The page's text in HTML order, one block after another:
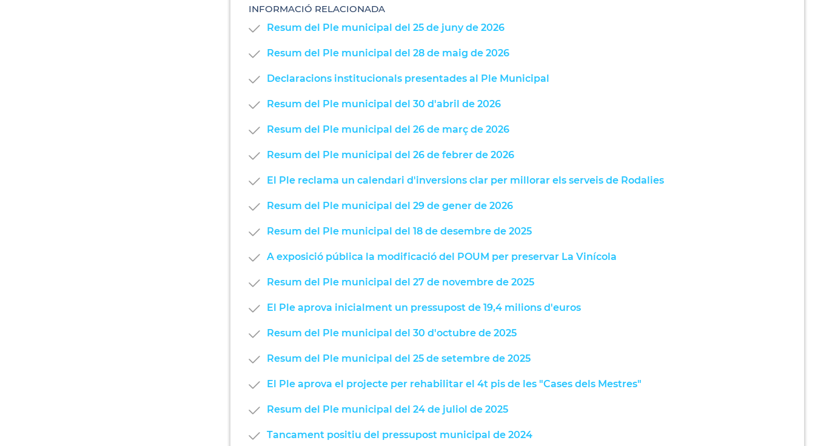
INFORMACIÓ RELACIONADA
Resum del Ple municipal del 25 de juny de 2026
Resum del Ple municipal del 28 de maig de 2026
Declaracions institucionals presentades al Ple Municipal
Resum del Ple municipal del 30 d'abril de 2026
Resum del Ple municipal del 26 de març de 2026
Resum del Ple municipal del 26 de febrer de 2026
El Ple reclama un calendari d'inversions clar per millorar els serveis de Rodalies
Resum del Ple municipal del 29 de gener de 2026
Resum del Ple municipal del 18 de desembre de 2025
A exposició pública la modificació del POUM per preservar La Vinícola
Resum del Ple municipal del 27 de novembre de 2025
El Ple aprova inicialment un pressupost de 19,4 milions d'euros
Resum del Ple municipal del 30 d'octubre de 2025
Resum del Ple municipal del 25 de setembre de 2025
El Ple aprova el projecte per rehabilitar el 4t pis de les "Cases dels Mestres"
Resum del Ple municipal del 24 de juliol de 2025
Tancament positiu del pressupost municipal de 2024